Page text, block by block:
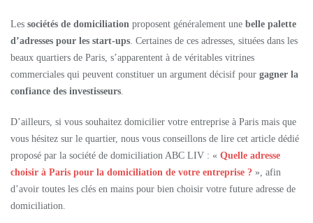
Les sociétés de domiciliation proposent généralement une belle palette
d’adresses pour les start-ups. Certaines de ces adresses, situées dans les
beaux quartiers de Paris, s’apparentent à de véritables vitrines
commerciales qui peuvent constituer un argument décisif pour gagner la
confiance des investisseurs.
D’ailleurs, si vous souhaitez domicilier votre entreprise à Paris mais que
vous hésitez sur le quartier, nous vous conseillons de lire cet article dédié
proposé par la société de domiciliation ABC LIV : « Quelle adresse
choisir à Paris pour la domiciliation de votre entreprise ? », afin
d’avoir toutes les clés en mains pour bien choisir votre future adresse de
domiciliation.